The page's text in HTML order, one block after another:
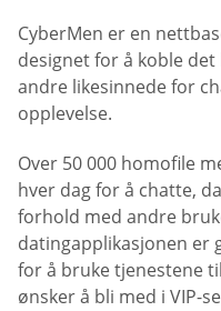
CyberMen er en
designet for å koble
andre likesinnede for
opplevelse.
Over 50 000 homofile
hver dag for å chatte,
forhold med andre
datingapplikasjonen er
for å bruke tjenestene
ønsker å bli med i VIP-